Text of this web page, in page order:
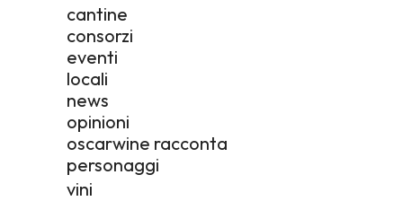
cantine
consorzi
eventi
locali
news
opinioni
oscarwine racconta
personaggi
vini